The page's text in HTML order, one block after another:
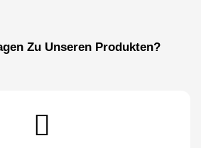
Zu Unseren Produkten?